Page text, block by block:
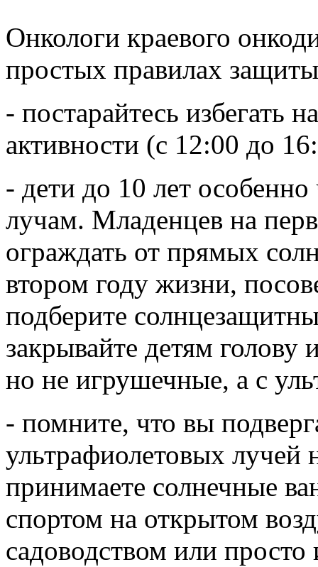
Онкологи краевого
простых правилах
- постарайтесь избегать
активности (с 12:00 до
- дети до 10 лет
лучам. Младенцев на
ограждать от прямых
втором году жизни,
подберите
закрывайте детям
но не игрушечные, а с
- помните, что вы
ультрафиолетовых лучей
принимаете солнечные
спортом на открытом
садоводством или просто